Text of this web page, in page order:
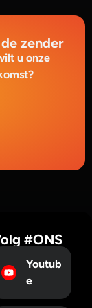
zender
u onze
#ONS
Youtub
e